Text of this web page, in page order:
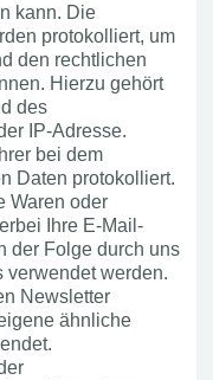
kann. Die
protokolliert, um
den rechtlichen
Hierzu gehört
des
IP-Adresse.
bei dem
Daten protokolliert.
Waren oder
Ihre E-Mail-
der Folge durch uns
verwendet werden.
Newsletter
ähnliche